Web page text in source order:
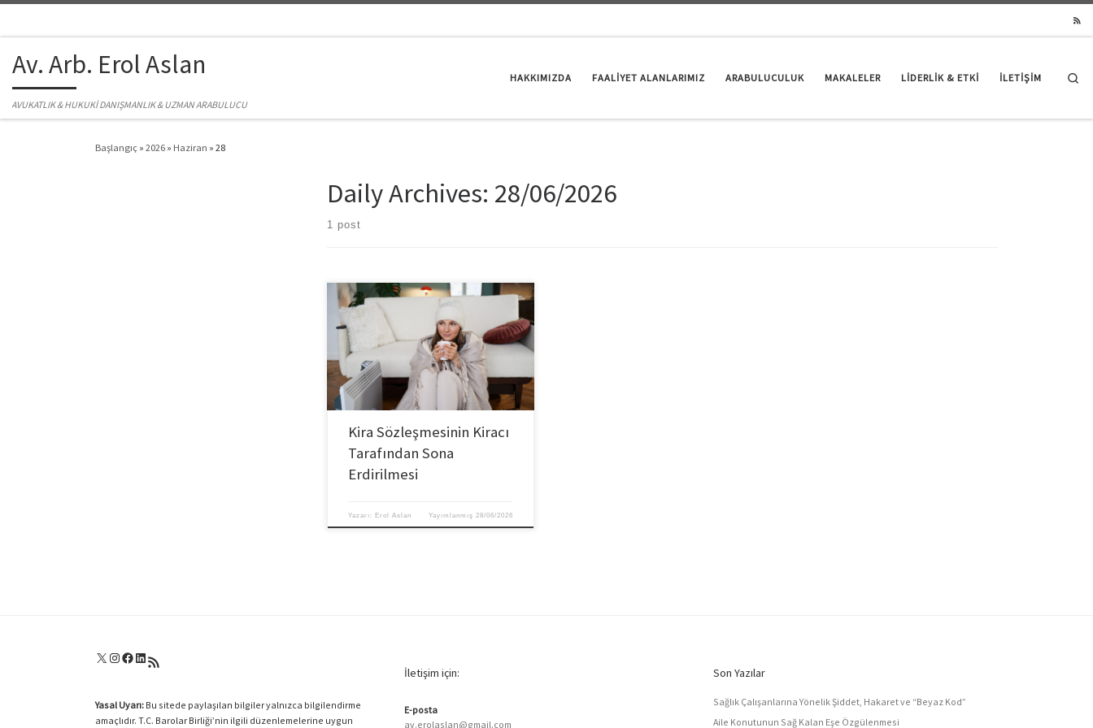
Av. Arb. Erol Aslan
AVUKATLIK & HUKUKİ DANIŞMANLIK & UZMAN ARABULUCU
HAKKIMIZDA FAALİYET ALANLARIMIZ ARABULUCULUK MAKALELER LIDERLIK & ETKI İLETİŞİM
Başlangıç » 2026 » Haziran » 28
Daily Archives: 28/06/2026
1 post
Kira Sözleşmesinin Kiracı
Tarafından Sona
Erdirilmesi
Yazarı: Erol Aslan Yayımlanmış 28/06/2026
X Instagram
Facebook
LinkedIn
RSS akışı
Yasal Uyarı: Bu sitede paylaşılan bilgiler yalnızca bilgilendirme
amaçlıdır. T.C. Barolar Birliği’nin ilgili düzenlemelerine uygun
İletişim için:
E-posta
av.erolaslan@gmail.com
Son Yazılar
Sağlık Çalışanlarına Yönelik Şiddet, Hakaret ve “Beyaz Kod”
Aile Konutunun Sağ Kalan Eşe Özgülenmesi